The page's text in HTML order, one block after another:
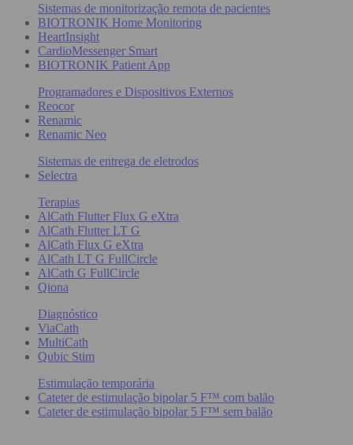
Sistemas de monitorização remota de pacientes
BIOTRONIK Home Monitoring
HeartInsight
CardioMessenger Smart
BIOTRONIK Patient App
Programadores e Dispositivos Externos
Reocor
Renamic
Renamic Neo
Sistemas de entrega de eletrodos
Selectra
Terapias
AlCath Flutter Flux G eXtra
AlCath Flutter LT G
AlCath Flux G eXtra
AlCath LT G FullCircle
AlCath G FullCircle
Qiona
Diagnóstico
ViaCath
MultiCath
Qubic Stim
Estimulação temporária
Cateter de estimulação bipolar 5 F™ com balão
Cateter de estimulação bipolar 5 F™ sem balão